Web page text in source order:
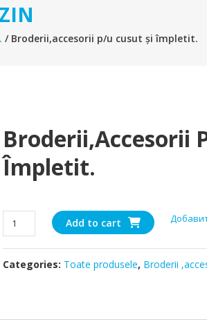
/ Broderii,accesorii p/u cusut și împletit.
Broderii,accesorii
Împletit.
Broderii,accesorii
p/u
cusut
și
Add to cart
Categories: Toate produsele, Broderii